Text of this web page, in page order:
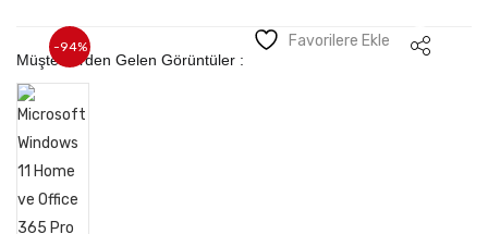
Beni hatırla
-94% Favorilere Ekle
Müşterilerden Gelen Görüntüler :